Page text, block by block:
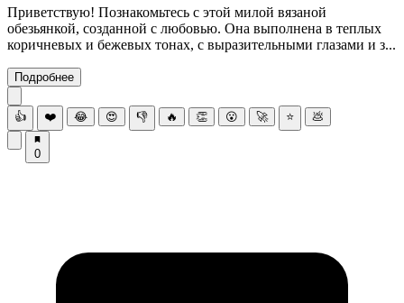
Приветствую! Познакомьтесь с этой милой вязаной
обезьянкой, созданной с любовью. Она выполнена в теплых
коричневых и бежевых тонах, с выразительными глазами и з...
Подробнее
👍 ❤️ 😂 😍 👎 🔥 👏 😮 🚀 ⭐ 💩
0